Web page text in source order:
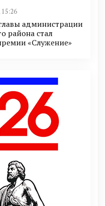
15:26
администрации
района стал
«Служение»